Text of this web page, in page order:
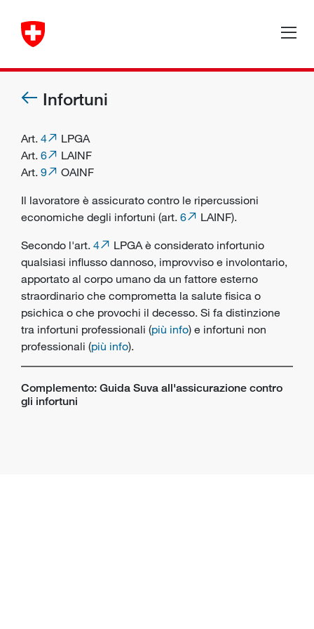
Infortuni
Art. 4
LPGA
Art. 6
LAINF
Art. 9
OAINF
Il lavoratore è assicurato contro le ripercussioni
economiche degli infortuni (art. 6
LAINF).
Secondo l'art. 4
LPGA è considerato infortunio
qualsiasi influsso dannoso, improvviso e involontario,
apportato al corpo umano da un fattore esterno
straordinario che comprometta la salute fisica o
psichica o che provochi il decesso. Si fa distinzione
tra infortuni professionali (più info) e infortuni non
professionali (più info).
Complemento: Guida Suva all'assicurazione contro
gli infortuni